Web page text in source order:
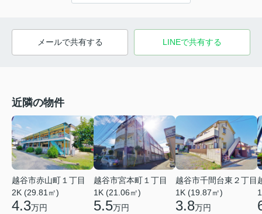
メールで共有する LINEで共有する
近隣の物件
越谷市赤山町１丁目
2K (29.81㎡)
4.3万円
越谷市宮本町１丁目
1K (21.06㎡)
5.5万円
越谷市千間台東２丁目
1K (19.87㎡)
3.8万円